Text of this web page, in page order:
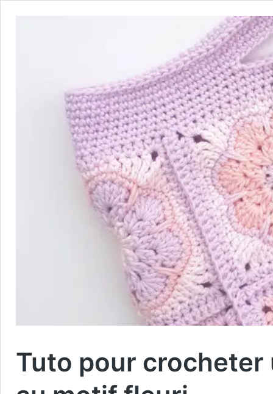
Tuto pour crocheter